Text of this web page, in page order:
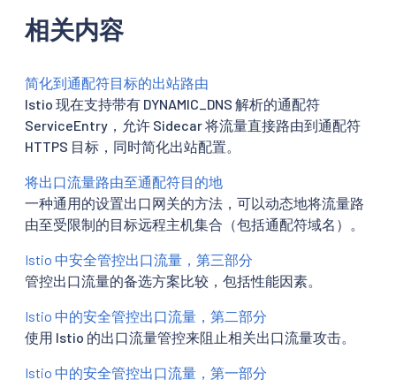
相关内容
简化到通配符目标的出站路由
Istio 现在支持带有 DYNAMIC_DNS 解析的通配符
ServiceEntry，允许 Sidecar 将流量直接路由到通配符
HTTPS 目标，同时简化出站配置。
将出口流量路由至通配符目的地
一种通用的设置出口网关的方法，可以动态地将流量路
由至受限制的目标远程主机集合（包括通配符域名）。
Istio 中安全管控出口流量，第三部分
管控出口流量的备选方案比较，包括性能因素。
Istio 中的安全管控出口流量，第二部分
使用 Istio 的出口流量管控来阻止相关出口流量攻击。
Istio 中的安全管控出口流量，第一部分